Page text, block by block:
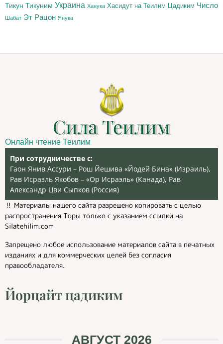
Тикун Тикуним Украина Ханука Хасидут на Теилим Цадиким Число
Шабат Эт Рацон Янука
Сила Теилим
Онлайн чтение Теилим
При сотрудничестве с:
Гаон Янив Ассури – Рош Йешива «Йодей Бина» (Израиль),
Рав Исраэль Якобов – «Ор Исраэль» (Канада), Рав
Александр Цви Сыпков (Россия)
‼️ Материалы нашего сайта разрешено копировать с целью
распространения Торы только с указанием ссылки на
Silatehilim.com
Запрещено любое использование материалов сайта в печатных
изданиях и для коммерческих целей без согласия
правообладателя.
Йорцайт цадиким
АВГУСТ 2026